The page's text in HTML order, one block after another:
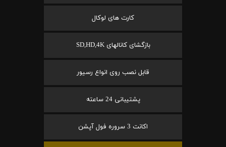
کارت های لوکال
بازگشای کانالهای SD,HD,4K
قابل نصب روی انواع رسیور
پشتیبانی 24 ساعته
اکانت 3 سروره فول آپشن